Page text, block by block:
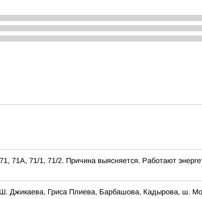
71А, 71/1, 71/2. Причина выясняется. Работают
Джикаева, Гриса Плиева, Барбашова, Кадырова, ш.